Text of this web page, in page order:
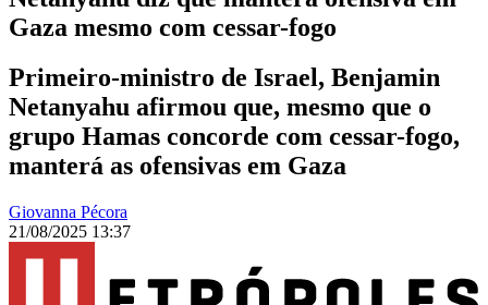
Gaza mesmo com cessar-fogo
Primeiro-ministro de Israel, Benjamin
Netanyahu afirmou que, mesmo que o
grupo Hamas concorde com cessar-fogo,
manterá as ofensivas em Gaza
Giovanna Pécora
21/08/2025 13:37